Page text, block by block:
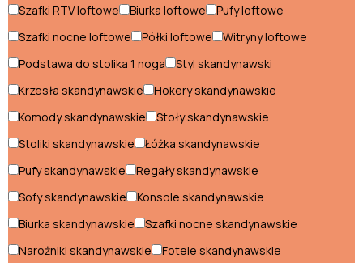
Szafki RTV loftowe
Szafy loftowe
Witryny loftowe
Styl nowoczesny
Biurka nowoczesne
Hokery nowoczesne
Komody nowoczesne
Szafki RTV loftowe
Biurka loftowe
Pufy loftowe
Szafki nocne loftowe
Półki loftowe
Witryny loftowe
Podstawa do stolika 1 noga
Styl skandynawski
Krzesła skandynawskie
Hokery skandynawskie
Komody skandynawskie
Stoły skandynawskie
Stoliki skandynawskie
Łóżka skandynawskie
Pufy skandynawskie
Regały skandynawskie
Sofy skandynawskie
Konsole skandynawskie
Biurka skandynawskie
Szafki nocne skandynawskie
Narożniki skandynawskie
Fotele skandynawskie